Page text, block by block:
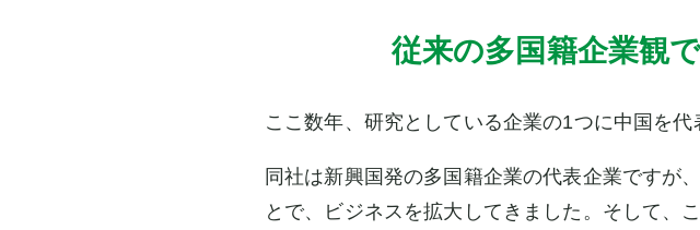
従来の多国籍企業観
ここ数年、研究としている企業の1つに中国を
同社は新興国発の多国籍企業の代表企業ですが
とで、ビジネスを拡大してきました。そして、